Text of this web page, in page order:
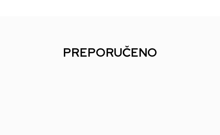
PREPORUČENO